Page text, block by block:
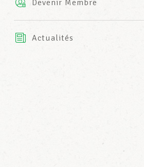
Devenir Membre
Actualités